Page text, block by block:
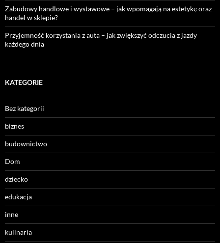
Zabudowy handlowe i wystawowe – jak wpomagają na estetykę oraz
handel w sklepie?
Przyjemność korzystania z auta – jak zwiększyć odczucia z jazdy
każdego dnia
KATEGORIE
Bez kategorii
biznes
budownictwo
Dom
dziecko
edukacja
inne
kulinaria